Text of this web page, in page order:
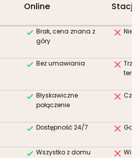
Online
Brak, cena znana z
góry
Bez umawiania
Błyskawiczne
połączenie
Dostępność 24/7
Wszystko z domu